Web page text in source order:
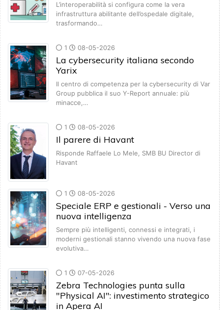
L’interoperabilità si configura come la vera
infrastruttura abilitante dell’ospedale digitale,
trasformando…
1 08-05-2026
La cybersecurity italiana secondo
Yarix
Il centro di competenza per la cybersecurity di Var
Group pubblica il suo Y-Report annuale: più
minacce,…
1 08-05-2026
Il parere di Havant
Risponde Raffaele Lo Mele, SMB BU Director di
Havant
1 08-05-2026
Speciale ERP e gestionali - Verso una
nuova intelligenza
Sempre più intelligenti, connessi e integrati, i
moderni gestionali stanno vivendo una nuova fase
evolutiva…
1 07-05-2026
Zebra Technologies punta sulla
"Physical AI": investimento strategico
in Apera AI